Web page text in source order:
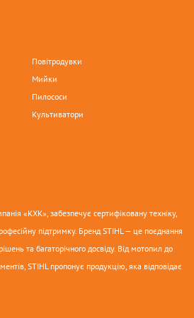
Повітродувки
Мийки
Пилососи
Культиватори
«КХК», забезпечує сертифіковану техніку,
підтримку. Бренд STIHL — це поєднання
та багаторічного досвіду. Від мотопил до
STIHL пропонує продукцію, яка відповідає